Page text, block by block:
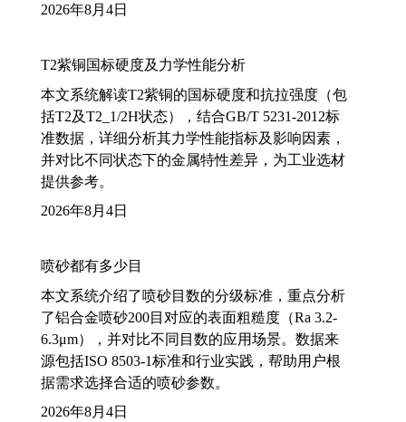
2026年8月4日
T2紫铜国标硬度及力学性能分析
本文系统解读T2紫铜的国标硬度和抗拉强度（包
括T2及T2_1/2H状态），结合GB/T 5231-2012标
准数据，详细分析其力学性能指标及影响因素，
并对比不同状态下的金属特性差异，为工业选材
提供参考。
2026年8月4日
喷砂都有多少目
本文系统介绍了喷砂目数的分级标准，重点分析
了铝合金喷砂200目对应的表面粗糙度（Ra 3.2-
6.3μm），并对比不同目数的应用场景。数据来
源包括ISO 8503-1标准和行业实践，帮助用户根
据需求选择合适的喷砂参数。
2026年8月4日